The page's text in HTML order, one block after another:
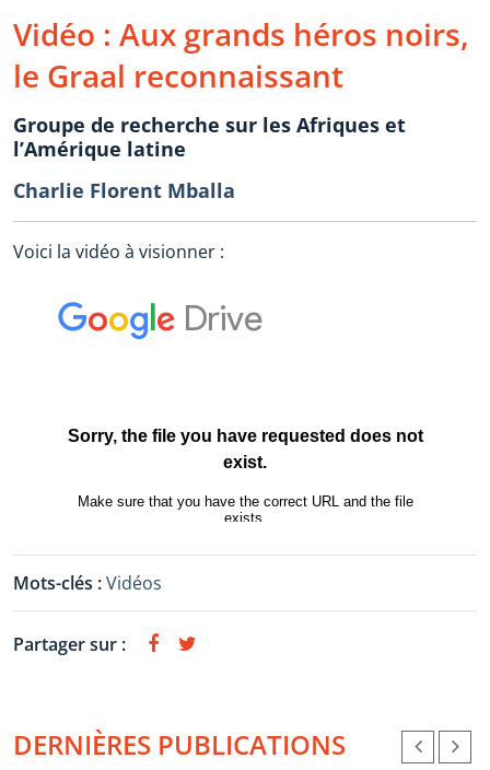
Vidéo : Aux grands héros noirs,
le Graal reconnaissant
Groupe de recherche sur les Afriques et
l’Amérique latine
Charlie Florent Mballa
Voici la vidéo à visionner :
Mots-clés :Vidéos
Partager sur :
DERNIÈRES PUBLICATIONS